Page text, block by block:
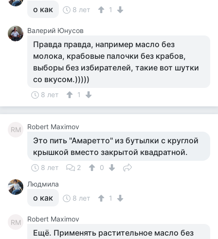
о как 8 лет 1
Валерий Юнусов
Правда правда, например масло без
молока, крабовые палочки без крабов,
выборы без избирателей, такие вот шутки
со вкусом.)))))
8 лет 1
RM Robert Maximov
Это пить "Амаретто" из бутылки с круглой
крышкой вместо закрытой квадратной.
8 лет 2
0
Людмила
о как 8 лет 1
RM Robert Maximov
Ещё. Применять растительное масло без